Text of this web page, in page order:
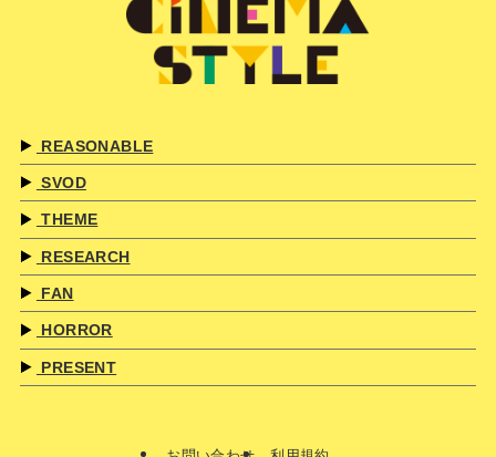
REASONABLE
SVOD
THEME
RESEARCH
FAN
HORROR
PRESENT